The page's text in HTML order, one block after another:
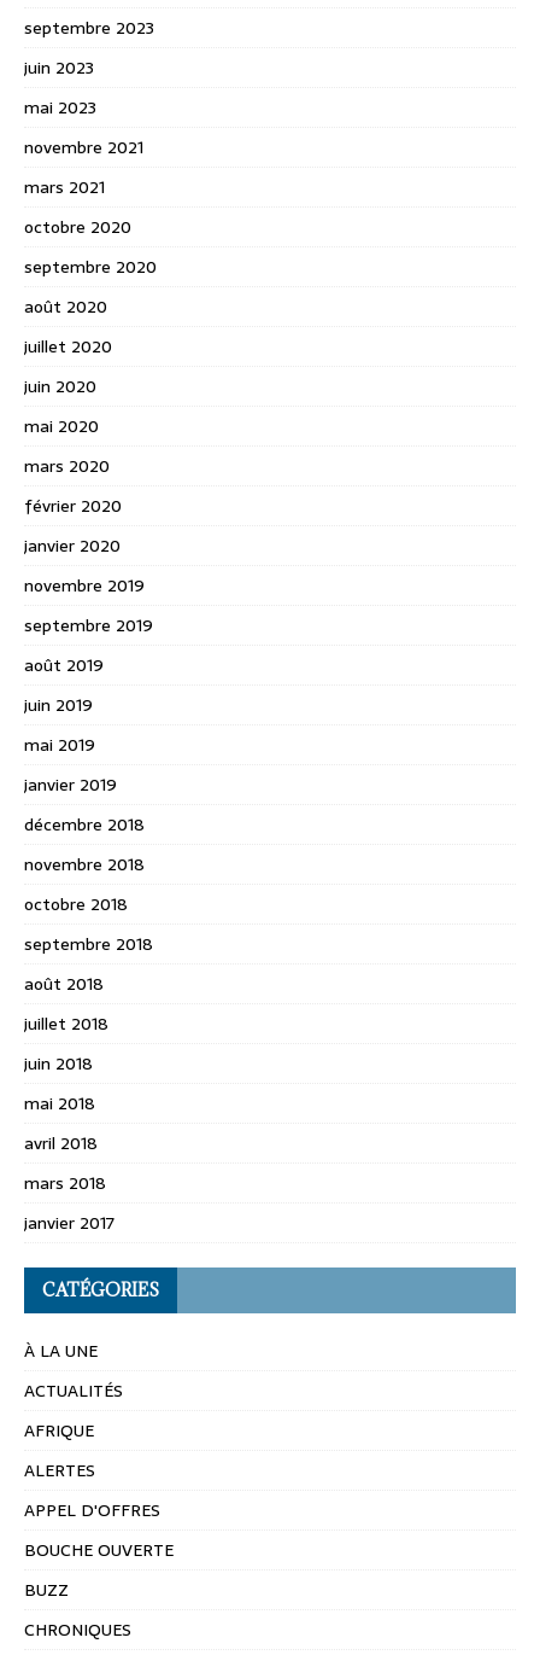
septembre 2023
juin 2023
mai 2023
novembre 2021
mars 2021
octobre 2020
septembre 2020
août 2020
juillet 2020
juin 2020
mai 2020
mars 2020
février 2020
janvier 2020
novembre 2019
septembre 2019
août 2019
juin 2019
mai 2019
janvier 2019
décembre 2018
novembre 2018
octobre 2018
septembre 2018
août 2018
juillet 2018
juin 2018
mai 2018
avril 2018
mars 2018
janvier 2017
CATÉGORIES
À LA UNE
ACTUALITÉS
AFRIQUE
ALERTES
APPEL D'OFFRES
BOUCHE OUVERTE
BUZZ
CHRONIQUES